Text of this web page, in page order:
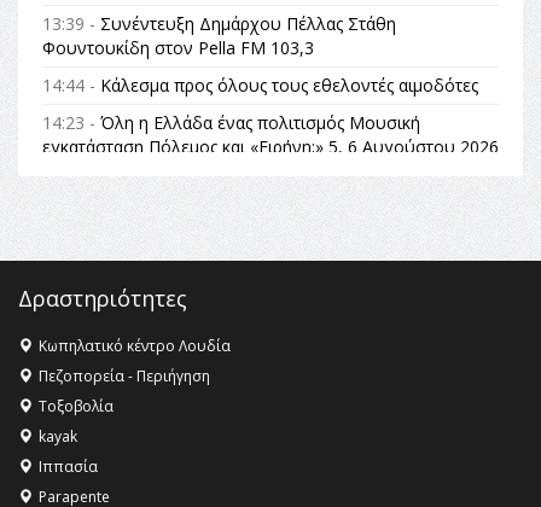
13:39 - Συνέντευξη Δημάρχου Πέλλας Στάθη
Φουντουκίδη στον Pella FM 103,3
14:44 - Κάλεσμα προς όλους τους εθελοντές αιμοδότες
14:23 - Όλη η Ελλάδα ένας πολιτισμός Μουσική
εγκατάσταση Πόλεμος και «Ειρήνη;» 5, 6 Αυγούστου 2026
| Αρχαία Έδεσσα, Αρχαιολογικός Χώρος Λόγγου
14:19 -
Τοποθέτηση Λάκη Βασιλειάδη για την
Αναθεώρηση του Συντάγματος: «Σε τέτοιες κορυφαίες
θεσμικές διαδικασίες υπάρχει μόνο η ευθύνη απέναντι
16:35 - Το πρόγραμμα του ΠΑΟΚ στον δεύτερο γύρο του
Champions League!
16:27 -Όλυμπος: Εντάχθηκε στον Κατάλογο Παγκόσμιας
Κληρονομιάς της UNESCO – Ομόφωνη η απόφαση Ο
Όλυμπος αναγνωρίστηκε ως φυσικό και πολιτιστικό
αγαθό εξέχουσας οικουμενικής αξίας για την
ανθρωπότητα
Δραστηριότητες
Κωπηλατικό κέντρο Λουδία
Πεζοπορεία - Περιήγηση
Τοξοβολία
kayak
Ιππασία
Parapente